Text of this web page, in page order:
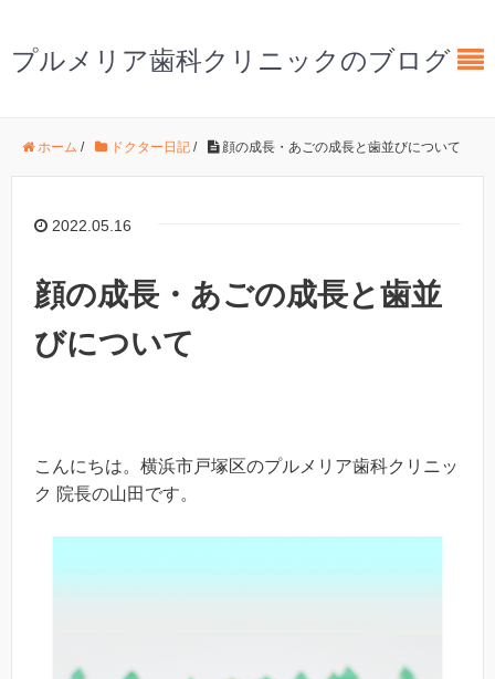
プルメリア歯科クリニックのブログ
ホーム / ドクター日記 / 顔の成長・あごの成長と歯並びについて
2022.05.16
顔の成長・あごの成長と歯並
びについて
こんにちは。横浜市戸塚区のプルメリア歯科クリニッ
ク 院長の山田です。